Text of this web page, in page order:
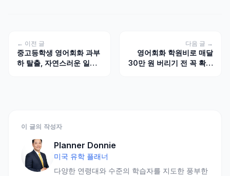
← 이전 글
중고등학생 영어회화 과부
하 탈출, 자연스러운 일상
다음 글 →
영어회화 학원비로 매달
30만 원 버리기 전 꼭 확인
이 글의 작성자
Planner Donnie
미국 유학 플래너
다양한 연령대와 수준의 학습자를 지도한 풍부한